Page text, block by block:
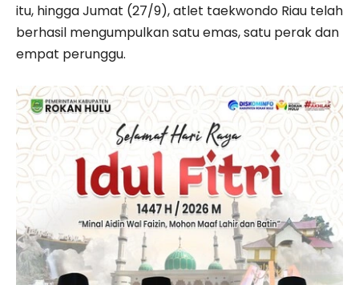
itu, hingga Jumat (27/9), atlet taekwondo Riau telah
berhasil mengumpulkan satu emas, satu perak dan
empat perunggu.